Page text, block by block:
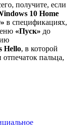
получите, если
10 Home
в спецификациях,
«Пуск» до
Hello, в которой
пальца,